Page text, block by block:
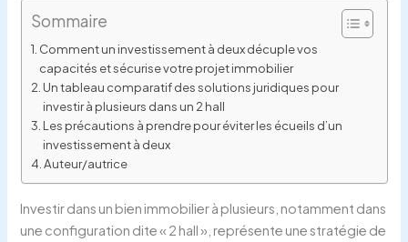
Sommaire
Comment un investissement à deux décuple vos
capacités et sécurise votre projet immobilier
Un tableau comparatif des solutions juridiques pour
investir à plusieurs dans un 2 hall
Les précautions à prendre pour éviter les écueils d’un
investissement à deux
Auteur/autrice
Investir dans un bien immobilier à plusieurs, notamment dans
une configuration dite « 2 hall », représente une stratégie de